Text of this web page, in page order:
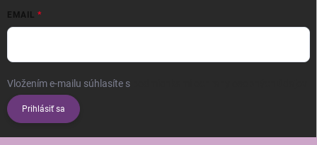
EMAIL
Vložením e-mailu súhlasíte s
Prihlásiť sa